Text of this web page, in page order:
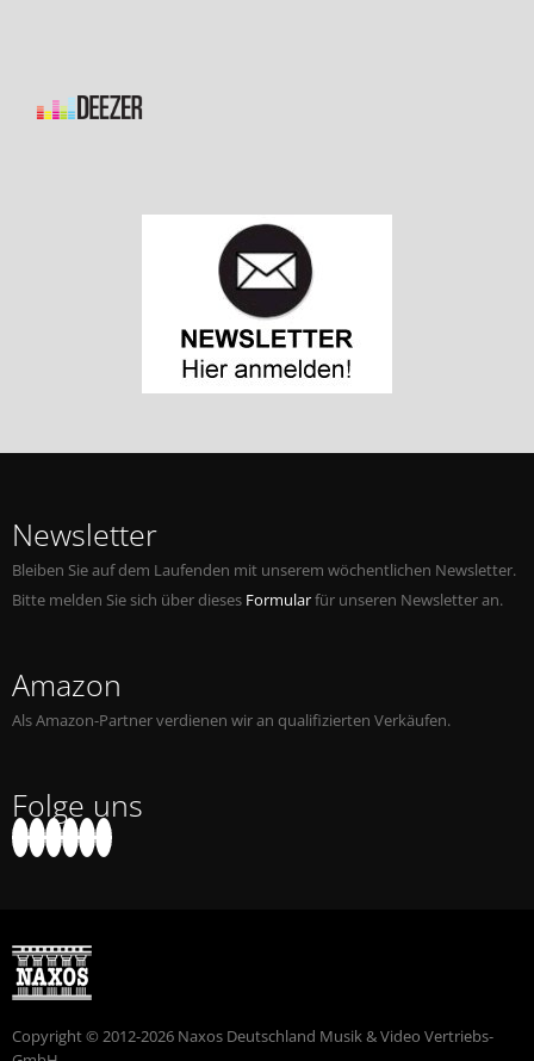
Newsletter
Bleiben Sie auf dem Laufenden mit unserem wöchentlichen Newsletter.
Bitte melden Sie sich über dieses Formularfür unseren Newsletter an.
Amazon
Als Amazon-Partner verdienen wir an qualifizierten Verkäufen.
Folge uns
Copyright © 2012-2026 Naxos Deutschland Musik & Video Vertriebs-